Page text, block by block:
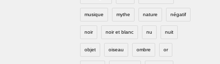
musique mythe nature négatif
noir noir et blanc nu nuit
objet oiseau ombre or